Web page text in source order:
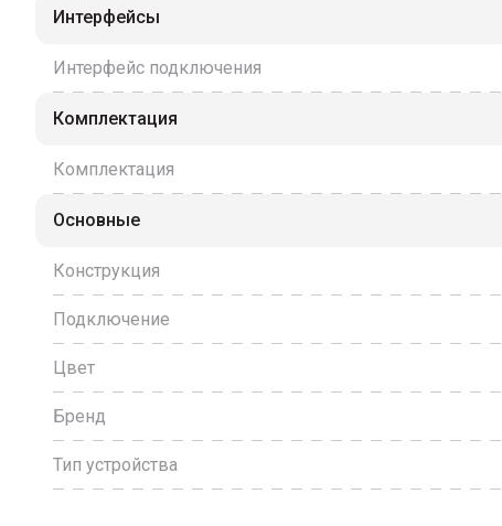
Интерфейсы
Интерфейс подключения
Комплектация
Комплектация
Основные
Конструкция
Подключение
Цвет
Бренд
Тип устройства